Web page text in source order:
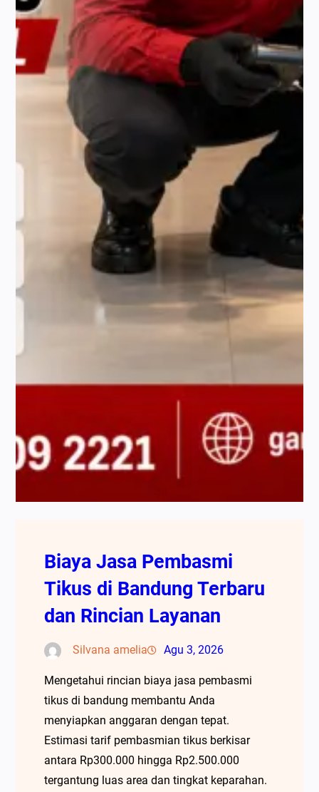
Biaya Jasa Pembasmi
Tikus di Bandung Terbaru
dan Rincian Layanan
Silvana amelia Agu 3, 2026
Mengetahui rincian biaya jasa pembasmi
tikus di bandung membantu Anda
menyiapkan anggaran dengan tepat.
Estimasi tarif pembasmian tikus berkisar
antara Rp300.000 hingga Rp2.500.000
tergantung luas area dan tingkat keparahan.